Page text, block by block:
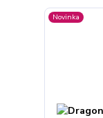
Novinka